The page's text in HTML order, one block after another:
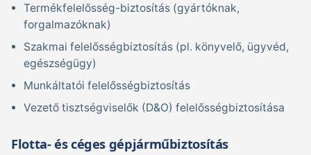
Termékfelelősség-biztosítás (gyártóknak,
forgalmazóknak)
Szakmai felelősségbiztosítás (pl. könyvelő, ügyvéd,
egészségügy)
Munkáltatói felelősségbiztosítás
Vezető tisztségviselők (D&O) felelősségbiztosítása
Flotta- és céges gépjárműbiztosítás